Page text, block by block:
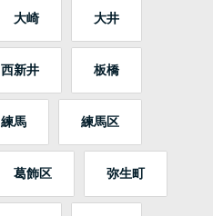
大崎 大井
西新井 板橋
練馬 練馬区
葛飾区 弥生町